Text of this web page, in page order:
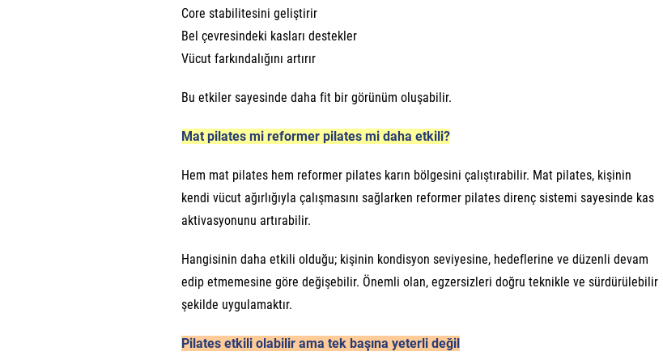
Core stabilitesini geliştirir
Bel çevresindeki kasları destekler
Vücut farkındalığını artırır
Bu etkiler sayesinde daha fit bir görünüm oluşabilir.
Mat pilates mi reformer pilates mi daha etkili?
Hem mat pilates hem reformer pilates karın bölgesini çalıştırabilir. Mat pilates, kişinin
kendi vücut ağırlığıyla çalışmasını sağlarken reformer pilates direnç sistemi sayesinde kas
aktivasyonunu artırabilir.
Hangisinin daha etkili olduğu; kişinin kondisyon seviyesine, hedeflerine ve düzenli devam
edip etmemesine göre değişebilir. Önemli olan, egzersizleri doğru teknikle ve sürdürülebilir
şekilde uygulamaktır.
Pilates etkili olabilir ama tek başına yeterli değil